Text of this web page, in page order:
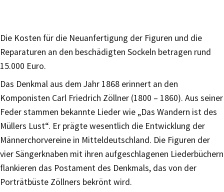
Die Kosten für die Neuanfertigung der Figuren und die
Reparaturen an den beschädigten Sockeln betragen rund
15.000 Euro.
Das Denkmal aus dem Jahr 1868 erinnert an den
Komponisten Carl Friedrich Zöllner (1800 – 1860). Aus seiner
Feder stammen bekannte Lieder wie „Das Wandern ist des
Müllers Lust“. Er prägte wesentlich die Entwicklung der
Männerchorvereine in Mitteldeutschland. Die Figuren der
vier Sängerknaben mit ihren aufgeschlagenen Liederbüchern
flankieren das Postament des Denkmals, das von der
Porträtbüste Zöllners bekrönt wird.